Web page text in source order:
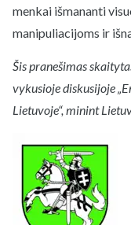
menkai išmananti
manipuliacijoms ir
Šis pranešimas
vykusioje diskusijoje
Lietuvoje“, minint